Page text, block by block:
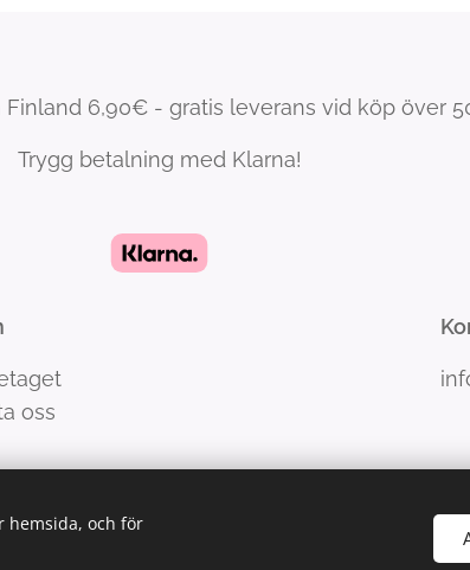
Finland 6,90€ - gratis leverans vid köp över
Trygg betalning med Klarna!
oss
hemsida, och för